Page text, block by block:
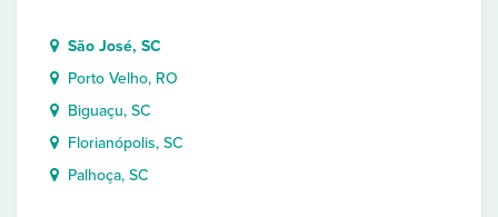
São José, SC
Porto Velho, RO
Biguaçu, SC
Florianópolis, SC
Palhoça, SC